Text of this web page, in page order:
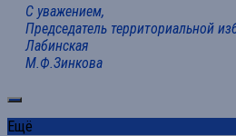
С уважением,
Председатель территориальной
Лабинская
М.Ф.Зинкова
Ещё